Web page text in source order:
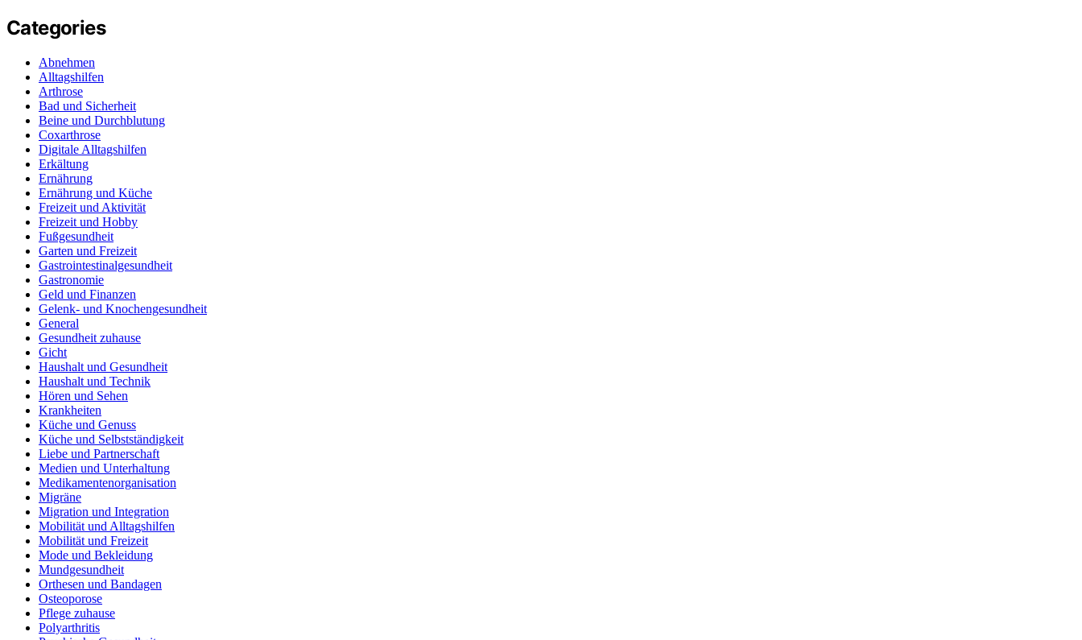
Categories
Abnehmen
Alltagshilfen
Arthrose
Bad und Sicherheit
Beine und Durchblutung
Coxarthrose
Digitale Alltagshilfen
Erkältung
Ernährung
Ernährung und Küche
Freizeit und Aktivität
Freizeit und Hobby
Fußgesundheit
Garten und Freizeit
Gastrointestinalgesundheit
Gastronomie
Geld und Finanzen
Gelenk- und Knochengesundheit
General
Gesundheit zuhause
Gicht
Haushalt und Gesundheit
Haushalt und Technik
Hören und Sehen
Krankheiten
Küche und Genuss
Küche und Selbstständigkeit
Liebe und Partnerschaft
Medien und Unterhaltung
Medikamentenorganisation
Migräne
Migration und Integration
Mobilität und Alltagshilfen
Mobilität und Freizeit
Mode und Bekleidung
Mundgesundheit
Orthesen und Bandagen
Osteoporose
Pflege zuhause
Polyarthritis